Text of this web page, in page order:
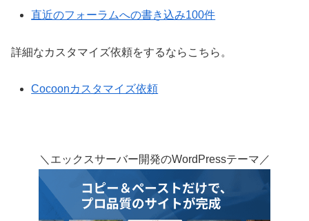
直近のフォーラムへの書き込み100件
詳細なカスタマイズ依頼をするならこちら。
Cocoonカスタマイズ依頼
＼エックスサーバー開発のWordPressテーマ／